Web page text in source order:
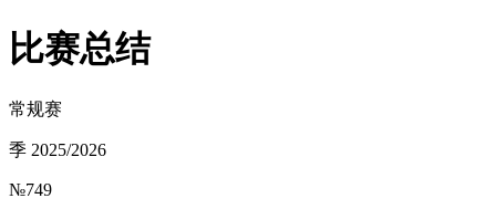
比赛总结
常规赛
季 2025/2026
№749